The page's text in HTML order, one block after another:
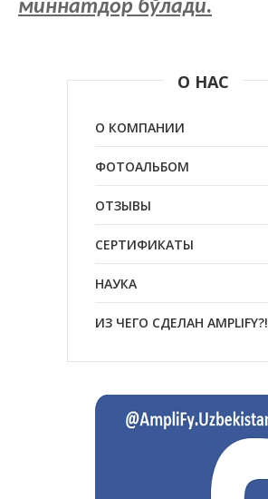
миннатдор бўлади.
О НАС
О КОМПАНИИ
ФОТОАЛЬБОМ
ОТЗЫВЫ
СЕРТИФИКАТЫ
НАУКА
ИЗ ЧЕГО СДЕЛАН AMPLIFY?!